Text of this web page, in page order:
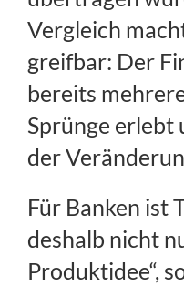
Vergleich
greifbar: Der
bereits
Sprünge erlebt
der
Für Banken ist
deshalb nicht
Produktidee“,